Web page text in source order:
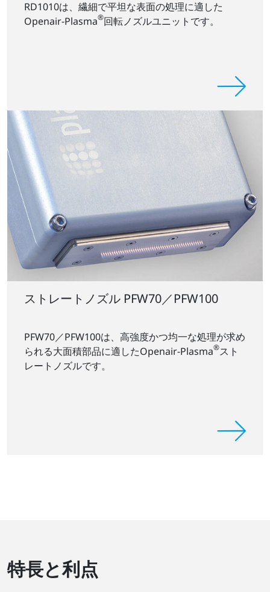
RD1010は、繊細で平坦な表面の処理に適した
Openair-Plasma®回転ノズルユニットです。
ストレートノズル PFW70／PFW100
PFW70／PFW100は、高強度かつ均一な処理が求め
られる大面積部品に適したOpenair-Plasma®スト
レートノズルです。
特長と利点